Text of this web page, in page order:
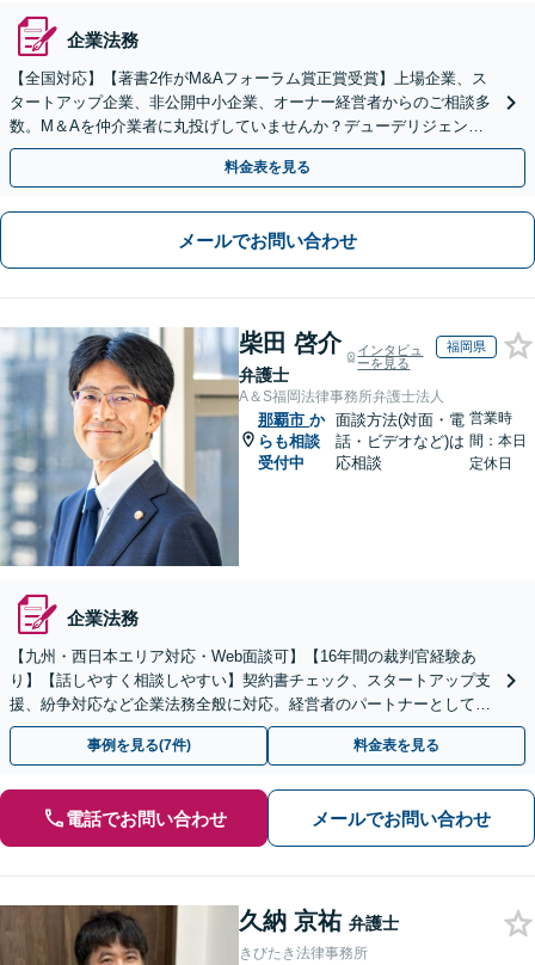
企業法務
【全国対応】【著書2作がM&Aフォーラム賞正賞受賞】上場企業、ス
タートアップ企業、非公開中小企業、オーナー経営者からのご相談多
数。M＆Aを仲介業者に丸投げしていませんか？デューデリジェンス
や契約書作成・交渉はお任せください【初回無料】
料金表を見る
メールでお問い合わせ
柴田 啓介
弁護士
インタビュ
ーを見る
福岡県
A＆S福岡法律事務所弁護士法人
那覇市 か
らも相談
受付中
面談方法(対面・電
話・ビデオなど)は
応相談
営業時
間：本日
定休日
企業法務
【九州・西日本エリア対応・Web面談可】【16年間の裁判官経験あ
り】【話しやすく相談しやすい】契約書チェック、スタートアップ支
援、紛争対応など企業法務全般に対応。経営者のパートナーとして伴
走し、依頼者さまのビジネスをサポートします！
事例を見る(7件) 料金表を見る
電話でお問い合わせ メールでお問い合わせ
久納 京祐 弁護士
きびたき法律事務所